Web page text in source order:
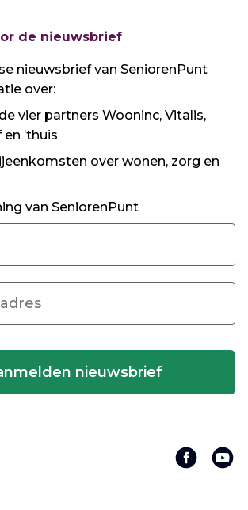
de nieuwsbrief
nieuwsbrief van SeniorenPunt
over:
vier partners Wooninc, Vitalis,
’thuis
over wonen, zorg en
van SeniorenPunt
nieuwsbrief